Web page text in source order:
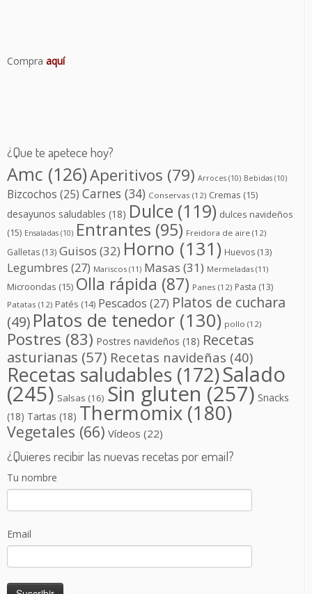
Compra aquí
¿Que te apetece hoy?
Amc (126)Aperitivos (79) Arroces (10) Bebidas (10)
Bizcochos (25) Carnes (34) Conservas (12) Cremas (15)
desayunos saludables (18) Dulce (119) dulces navideños
(15) Ensaladas (10) Entrantes (95) Freidora de aire (12)
Galletas (13) Guisos (32) Horno (131) Huevos (13)
Legumbres (27) Mariscos (11) Masas (31) Mermeladas (11)
Microondas (15) Olla rápida (87) Panes (12) Pasta (13)
Patatas (12) Patés (14) Pescados (27) Platos de cuchara
(49) Platos de tenedor (130) pollo (12)
Postres (83) Postres navideños (18) Recetas
asturianas (57) Recetas navideñas (40)
Recetas saludables (172)Salado
(245) Salsas (16) Sin gluten (257) Snacks
(18) Tartas (18) Thermomix (180)
Vegetales (66) Vídeos (22)
¿Quieres recibir las nuevas recetas por email?
Tu nombre
Email